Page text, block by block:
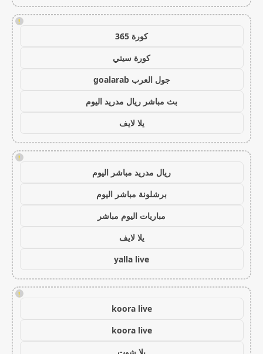
!
كورة 365
كورة سيتي
جول العرب goalarab
بث مباشر ريال مدريد اليوم
يلا لايف
!
ريال مدريد مباشر اليوم
برشلونة مباشر اليوم
مباريات اليوم مباشر
يلا لايف
yalla live
!
koora live
koora live